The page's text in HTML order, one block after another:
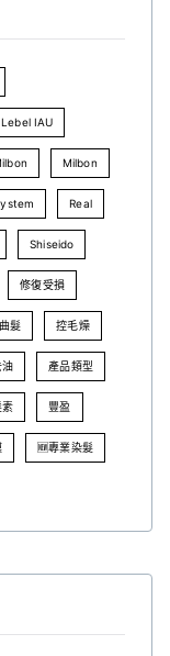
Lebel IAU
Milbon
Real
Shiseido
修復受損
髮 控毛燥
油 產品類型
素 豐盈
🆕專業染髮